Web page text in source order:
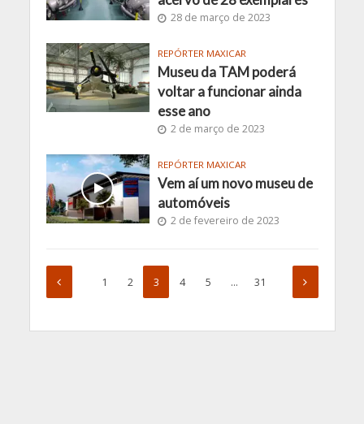
28 de março de 2023
REPÓRTER MAXICAR
Museu da TAM poderá
voltar a funcionar ainda
esse ano
2 de março de 2023
REPÓRTER MAXICAR
Vem aí um novo museu de
automóveis
2 de fevereiro de 2023
1 2 3 4 5 … 31